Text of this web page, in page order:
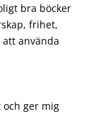
bra böcker
frihet,
använda
ger mig